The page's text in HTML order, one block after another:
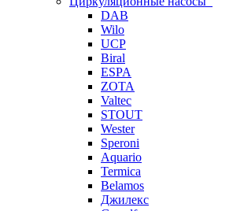
DAB
Wilo
UCP
Biral
ESPA
ZOTA
Valtec
STOUT
Wester
Speroni
Aquario
Termica
Belamos
Джилекс